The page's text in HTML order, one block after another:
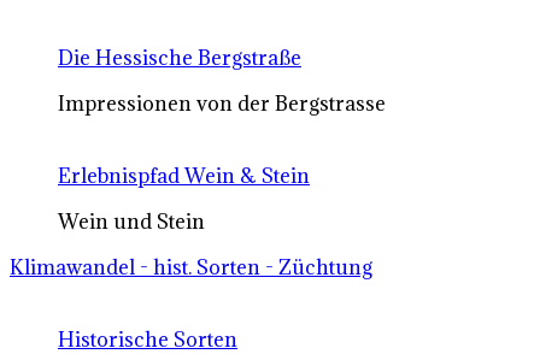
Die Hessische Bergstraße
Impressionen von der Bergstrasse
Erlebnispfad Wein & Stein
Wein und Stein
Klimawandel - hist. Sorten - Züchtung
Historische Sorten